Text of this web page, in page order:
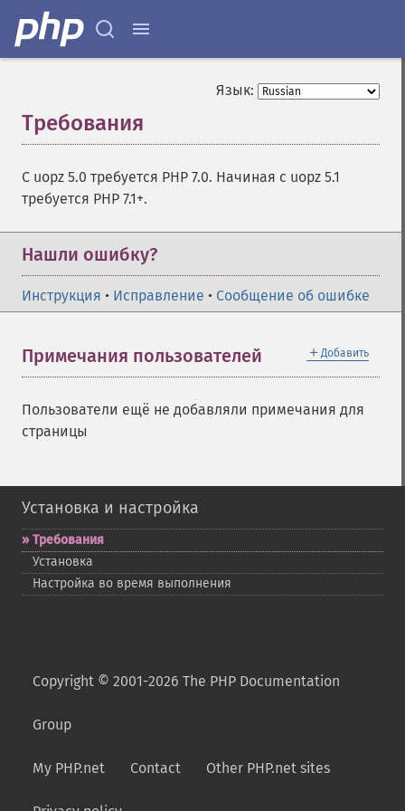
Язык:
Требования
C uopz 5.0 требуется PHP 7.0. Начиная с uopz 5.1
требуется PHP 7.1+.
Нашли ошибку?
Инструкция • Исправление • Сообщение об ошибке
＋ Добавить
Примечания пользователей
Пользователи ещё не добавляли примечания для
страницы
Установка и настройка
Требования
Установка
Настройка во время выполнения
Copyright © 2001-2026 The PHP Documentation
Group
My PHP.net Contact Other PHP.net sites